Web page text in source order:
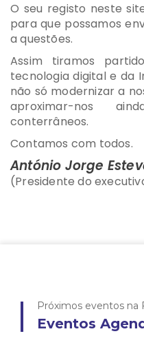
O seu registo neste
para que possamos
a questões.
Assim tiramos
tecnologia digital e da
não só modernizar a
aproximar-nos
conterrâneos.
Contamos com todos.
António Jorge
(Presidente do
Próximos eventos na
Eventos